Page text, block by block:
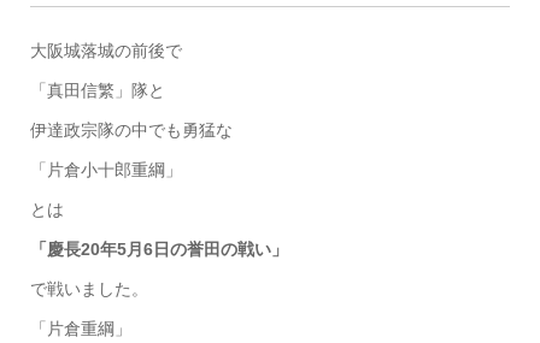
大阪城落城の前後で
「真田信繁」隊と
伊達政宗隊の中でも勇猛な
「片倉小十郎重綱」
とは
「慶長20年5月6日の誉田の戦い」
で戦いました。
「片倉重綱」